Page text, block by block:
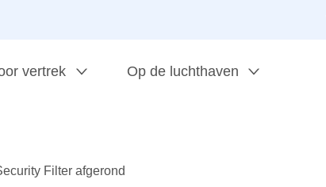
vertrek Op de luchthaven
Filter afgerond